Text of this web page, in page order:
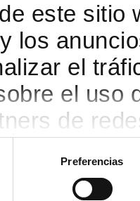
este sitio
los
el
el uso
de
Preferencias